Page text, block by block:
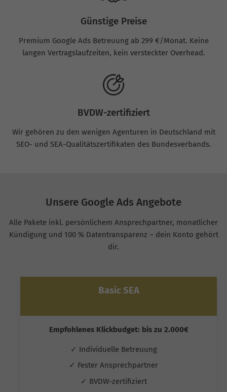
Günstige Preise
Premium Google Ads Betreuung ab 299 €/Monat. Keine
langen Vertragslaufzeiten, kein versteckter Overhead.
BVDW-zertifiziert
Wir gehören zu den wenigen Agenturen in Deutschland mit
SEO- und SEA-Qualitätszertifikaten des Bundesverbands.
Unsere Google Ads Angebote
Alle Pakete inkl. persönlichem Ansprechpartner, monatlicher
Kündigung und 100 % Datentransparenz – dein Konto gehört
dir.
Basic SEA
Empfohlenes Klickbudget: bis zu 2.000€
✓ Individuelle Betreuung
✓ Fester Ansprechpartner
✓ BVDW-zertifiziert